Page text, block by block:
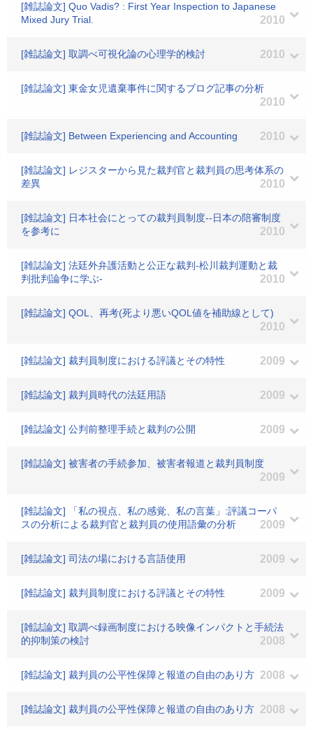
[雑誌論文] Quo Vadis? : First Year Inspection to Japanese
Mixed Jury Trial.
2010
[雑誌論文] 取調べ可視化論の心理学的検討 2010
[雑誌論文] 東金女児遺棄事件に関するブログ記事の分析
2010
[雑誌論文] Between Experiencing and Accounting 2010
[雑誌論文] レジスターから見た裁判官と裁判員の思考体系の
差異
2010
[雑誌論文] 日本社会にとっての裁判員制度--日本の陪審制度
を参考に
2010
[雑誌論文] 法廷外弁護活動と公正な裁判-松川裁判運動と裁
判批判論争に学ぶ-
2010
[雑誌論文] QOL、再考(死より悪いQOL値を補助線として)
2010
[雑誌論文] 裁判員制度における評議とその特性 2009
[雑誌論文] 裁判員時代の法廷用語 2009
[雑誌論文] 公判前整理手続と裁判の公開 2009
[雑誌論文] 被害者の手続参加、被害者報道と裁判員制度
2009
[雑誌論文] 「私の視点、私の感覚、私の言葉」:評議コーパ
スの分析による裁判官と裁判員の使用語彙の分析
2009
[雑誌論文] 司法の場における言語使用 2009
[雑誌論文] 裁判員制度における評議とその特性 2009
[雑誌論文] 取調べ録画制度における映像インパクトと手続法
的抑制策の検討
2008
[雑誌論文] 裁判員の公平性保障と報道の自由のあり方 2008
[雑誌論文] 裁判員の公平性保障と報道の自由のあり方 2008